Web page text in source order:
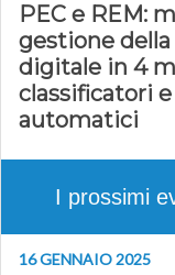
PEC e REM:
gestione
digitale in 4
classificatori
automatici
I prossimi
16 GENNAIO 2025